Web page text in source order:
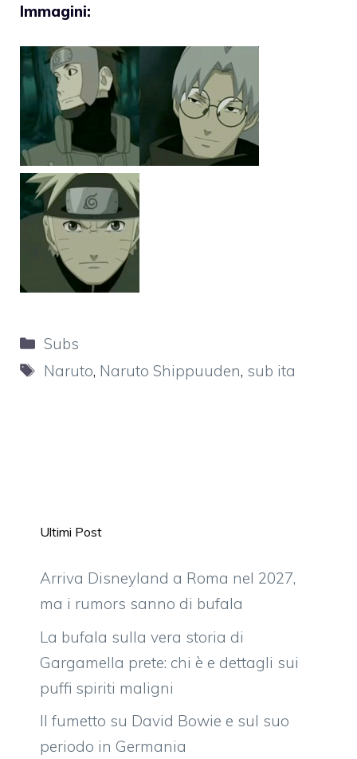
Immagini:
Categorie
Subs
Tag
Naruto, Naruto Shippuuden, sub ita
Ultimi Post
Arriva Disneyland a Roma nel 2027,
ma i rumors sanno di bufala
La bufala sulla vera storia di
Gargamella prete: chi è e dettagli sui
puffi spiriti maligni
Il fumetto su David Bowie e sul suo
periodo in Germania